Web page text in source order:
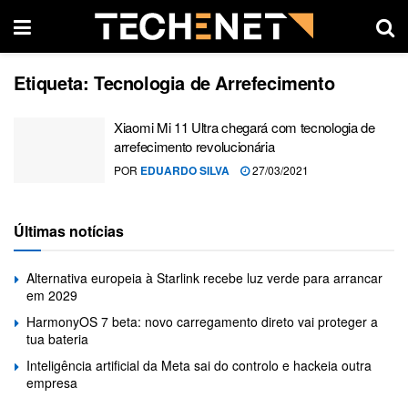
Etiqueta: Tecnologia de Arrefecimento
Xiaomi Mi 11 Ultra chegará com tecnologia de
arrefecimento revolucionária
POR EDUARDO SILVA 27/03/2021
Últimas notícias
Alternativa europeia à Starlink recebe luz verde para arrancar
em 2029
HarmonyOS 7 beta: novo carregamento direto vai proteger a
tua bateria
Inteligência artificial da Meta sai do controlo e hackeia outra
empresa